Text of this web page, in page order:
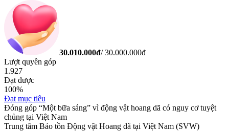
30.010.000đ/30.000.000đ
Lượt quyên góp
1.927
Đạt được
100%
Đạt mục tiêu
Đóng góp “Một bữa sáng” vì động vật hoang dã có nguy cơ tuyệt
chủng tại Việt Nam
Trung tâm Bảo tồn Động vật Hoang dã tại Việt Nam (SVW)